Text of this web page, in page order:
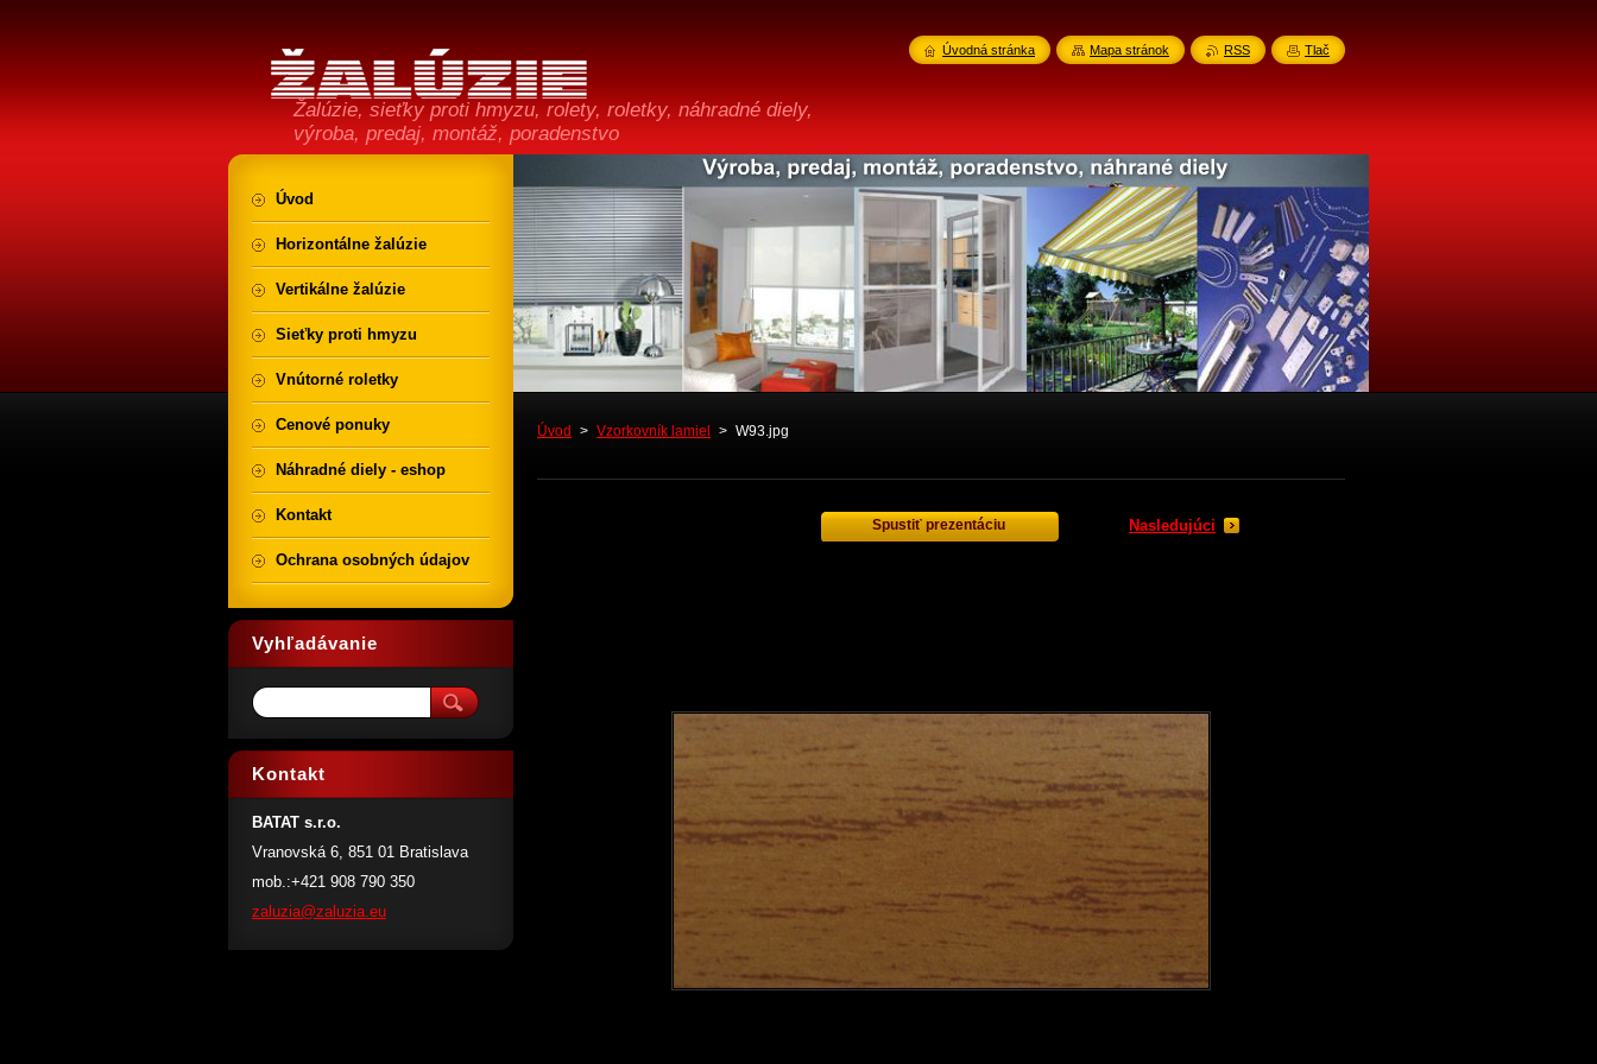
Žalúzie, sieťky proti hmyzu, rolety, roletky, náhradné diely,
výroba, predaj, montáž, poradenstvo
Úvod > Vzorkovník lamiel > W93.jpg
Spustiť prezentáciu Nasledujúci
Úvod
Horizontálne žalúzie
Vertikálne žalúzie
Sieťky proti hmyzu
Vnútorné roletky
Cenové ponuky
Náhradné diely - eshop
Kontakt
Ochrana osobných údajov
Vyhľadávanie
Kontakt
BATAT s.r.o.
Vranovská 6, 851 01 Bratislava
mob.:+421 908 790 350
zaluzia@zaluzia.eu
Úvodná stránka Mapa stránok RSS Tlač